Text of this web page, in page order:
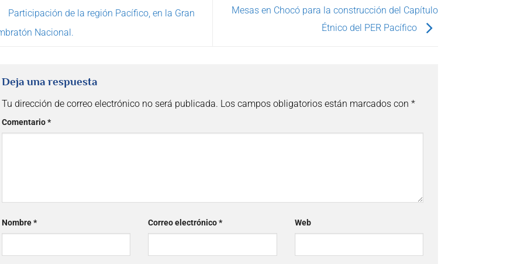
Participación de la región Pacífico, en la Gran
Nacional.
Mesas en Chocó para la construcción del Capítulo
Étnico del PER Pacífico
Deja una respuesta
Tu dirección de correo electrónico no será publicada. Los campos obligatorios están marcados con *
Comentario*
Nombre* Correo electrónico* Web